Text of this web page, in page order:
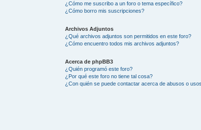
¿Cómo me suscribo a un foro o tema específico?
¿Cómo borro mis suscripciones?
Archivos Adjuntos
¿Qué archivos adjuntos son permitidos en este foro?
¿Cómo encuentro todos mis archivos adjuntos?
Acerca de phpBB3
¿Quién programó este foro?
¿Por qué este foro no tiene tal cosa?
¿Con quién se puede contactar acerca de abusos o